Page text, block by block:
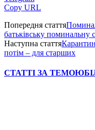
Copy URL
Попередня стаття
батьківську поминальну
Наступна стаття
потім – для старших
СТАТТІ ЗА ТЕМОЮ